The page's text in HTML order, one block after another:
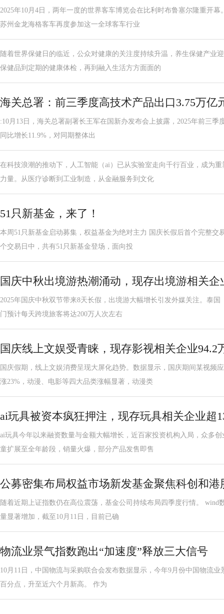
2025年10月4日，两年一度的世界客车博览会在比利时布鲁塞尔隆重开
苏州金龙海格客车再度参加这一全球客车行业
随着世界保健日的临近，公众对健康的关注度持续升温，养生保健产业
保健品到定期的健康体检，再到融入生活方方面面的
海关总署：前三季度高技术产品出口3.75万亿
:10月13日，海关总署副署长王军在国新办发布会上披露，2025年前三季
同比增长11.9%，对同期整体出
在科技浪潮的推动下，人工智能（ai）已从实验室走向千行百业，成为
力量。从医疗诊断到工业制造，从金融服务到文化
51只新基金，来了！
本周51只新基金启动募集，权益基金为绝对主力 国庆长假后首个完整交
个交易日中，共有51只新基金登场，面向投
国庆中秋出境游热潮涌动，现存出境游相关企
2025年国庆中秋双节带来8天长假，出境游大幅增长引发外媒关注。泰
门预计每天跨境旅客将达200万人次左右
国庆线上文娱受青睐，现存影视相关企业94.2
国庆假期，线上文娱消费呈现大屏化趋势。数据显示，国庆期间某视频
涨23%，动漫、电影等四大品类涨幅显著，动漫类
ai玩具被资本疯狂押注，现存玩具相关企业超
ai玩具今年以来融资数量与金额大幅增长，近百家投资机构入局，众多
童扩展至全年龄段，销量火爆，部分产品发售即售
公募密集布局权益市场新发基金聚焦科创和港
随着近期上证指数仍在高位震荡，基金公司持续布局四季度行情。 wind
量显著增加，截至10月11日，目前已确
物流业景气指数跑出“加速度”释放三大信号
10月11日，中国物流与采购联合会发布数据显示，今年9月份中国物流业
百分点，升至近六个月新高。 作为